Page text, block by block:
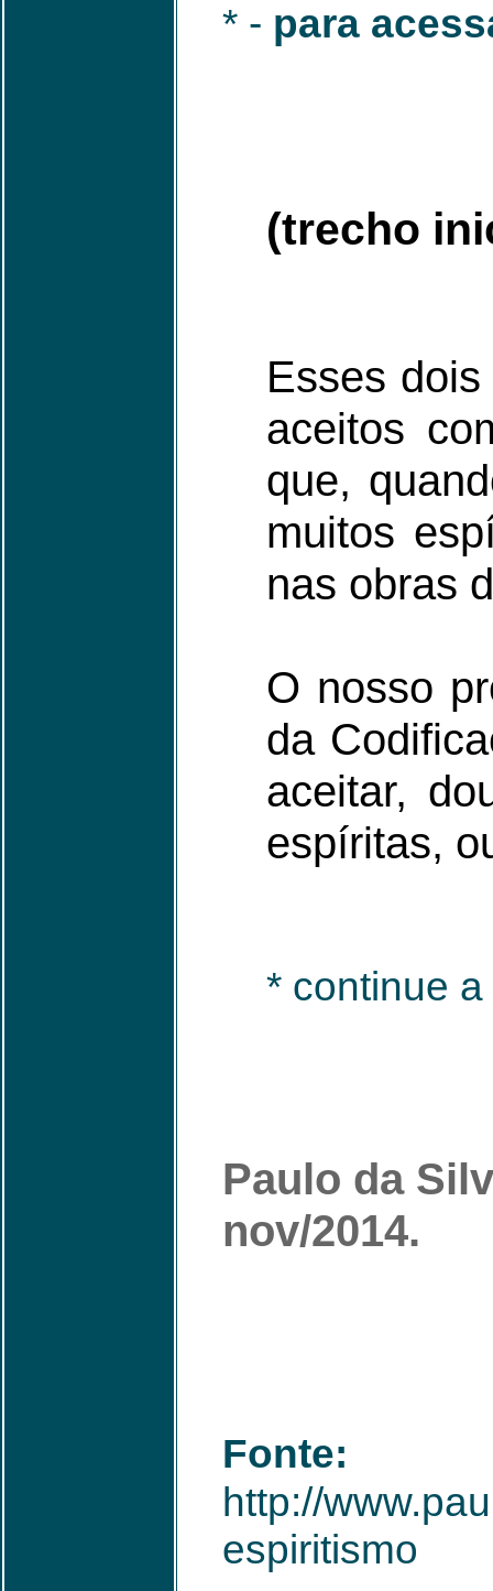
* - para
(trecho
Esses
aceitos
que,
muitos
nas obras
O nosso
da
aceitar,
espíritas,
* continue
Paulo da
nov/2014.
Fonte:
http://
espiritismo